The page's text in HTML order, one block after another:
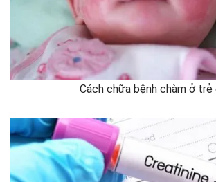
Cách chữa bệnh chàm ở trẻ